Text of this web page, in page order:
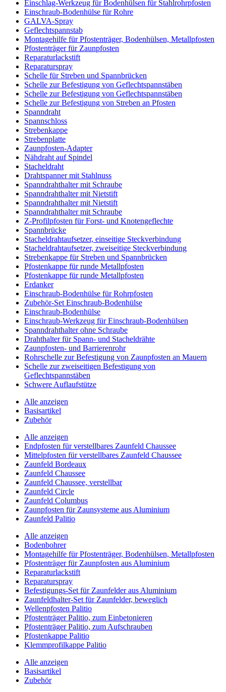
Einschlag-Werkzeug für Bodenhülsen für Stahlrohrpfosten
Einschraub-Bodenhülse für Rohre
GALVA-Spray
Geflechtspannstab
Montagehilfe für Pfostenträger, Bodenhülsen, Metallpfosten
Pfostenträger für Zaunpfosten
Reparaturlackstift
Reparaturspray
Schelle für Streben und Spannbrücken
Schelle zur Befestigung von Geflechtspannstäben
Schelle zur Befestigung von Geflechtspannstäben
Schelle zur Befestigung von Streben an Pfosten
Spanndraht
Spannschloss
Strebenkappe
Strebenplatte
Zaunpfosten-Adapter
Nähdraht auf Spindel
Stacheldraht
Drahtspanner mit Stahlnuss
Spanndrahthalter mit Schraube
Spanndrahthalter mit Nietstift
Spanndrahthalter mit Nietstift
Spanndrahthalter mit Schraube
Z-Profilpfosten für Forst- und Knotengeflechte
Spannbrücke
Stacheldrahtaufsetzer, einseitige Steckverbindung
Stacheldrahtaufsetzer, zweiseitige Steckverbindung
Strebenkappe für Streben und Spannbrücken
Pfostenkappe für runde Metallpfosten
Pfostenkappe für runde Metallpfosten
Erdanker
Einschraub-Bodenhülse für Rohrpfosten
Zubehör-Set Einschraub-Bodenhülse
Einschraub-Bodenhülse
Einschraub-Werkzeug für Einschraub-Bodenhülsen
Spanndrahthalter ohne Schraube
Drahthalter für Spann- und Stacheldrähte
Zaunpfosten- und Barrierenrohr
Rohrschelle zur Befestigung von Zaunpfosten an Mauern
Schelle zur zweiseitigen Befestigung von
Geflechtspannstäben
Schwere Auflaufstütze
Alle anzeigen
Basisartikel
Zubehör
Alle anzeigen
Endpfosten für verstellbares Zaunfeld Chaussee
Mittelpfosten für verstellbares Zaunfeld Chaussee
Zaunfeld Bordeaux
Zaunfeld Chaussee
Zaunfeld Chaussee, verstellbar
Zaunfeld Circle
Zaunfeld Columbus
Zaunpfosten für Zaunsysteme aus Aluminium
Zaunfeld Palitio
Alle anzeigen
Bodenbohrer
Montagehilfe für Pfostenträger, Bodenhülsen, Metallpfosten
Pfostenträger für Zaunpfosten aus Aluminium
Reparaturlackstift
Reparaturspray
Befestigungs-Set für Zaunfelder aus Aluminium
Zaunfeldhalter-Set für Zaunfelder, beweglich
Wellenpfosten Palitio
Pfostenträger Palitio, zum Einbetonieren
Pfostenträger Palitio, zum Aufschrauben
Pfostenkappe Palitio
Klemmprofilkappe Palitio
Alle anzeigen
Basisartikel
Zubehör